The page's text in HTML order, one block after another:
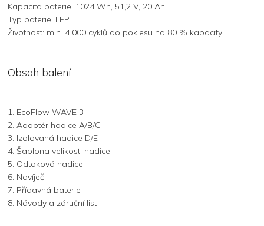
Kapacita baterie: 1024 Wh, 51,2 V, 20 Ah
Typ baterie: LFP
Životnost: min. 4 000 cyklů do poklesu na 80 % kapacity
Obsah balení
1. EcoFlow WAVE 3
2. Adaptér hadice A/B/C
3. Izolovaná hadice D/E
4. Šablona velikosti hadice
5. Odtoková hadice
6. Navíječ
7. Přídavná baterie
8. Návody a záruční list